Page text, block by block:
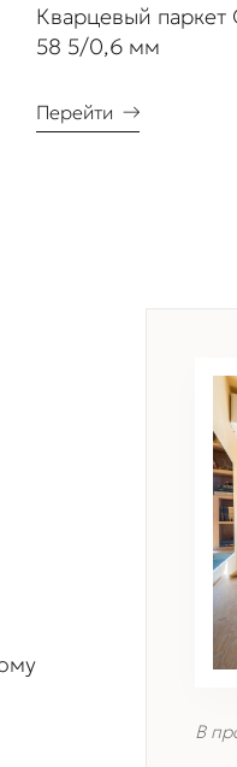
Кварцевый паркет
58 5/0,6 мм
Перейти →
В